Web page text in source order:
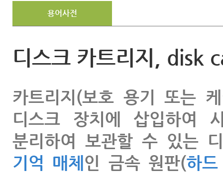
용어사전
디스크 카트리지, disk
카트리지(보호 용기 또는
디스크 장치에 삽입하여
분리하여 보관할 수 있는
기억 매체 인 금속 원판(하